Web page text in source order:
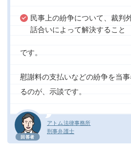
回答者
アトム法律事務所
刑事弁護士
民事上の紛争について、裁判
話合いによって解決すること
です。
慰謝料の支払いなどの紛争を当
るのが、示談です。